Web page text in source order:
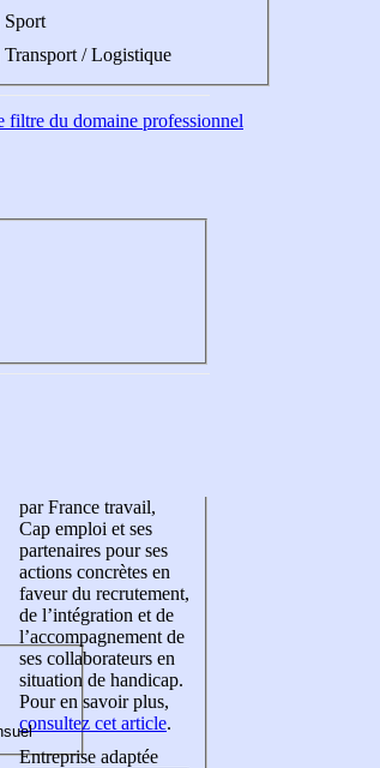
Sport
Transport / Logistique
filtre du domaine professionnel
par France travail,
Cap emploi et ses
partenaires pour ses
actions concrètes en
faveur du recrutement,
de l’intégration et de
l’accompagnement de
ses collaborateurs en
situation de handicap.
Pour en savoir plus,
consultez cet article.
Entreprise adaptée